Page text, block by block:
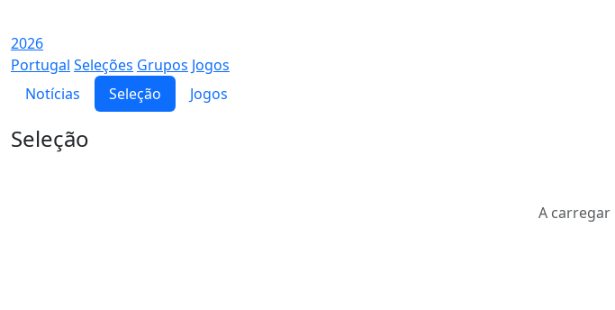
2026
Portugal Seleções Grupos Jogos
Notícias
Seleção Jogos
Seleção
A carregar